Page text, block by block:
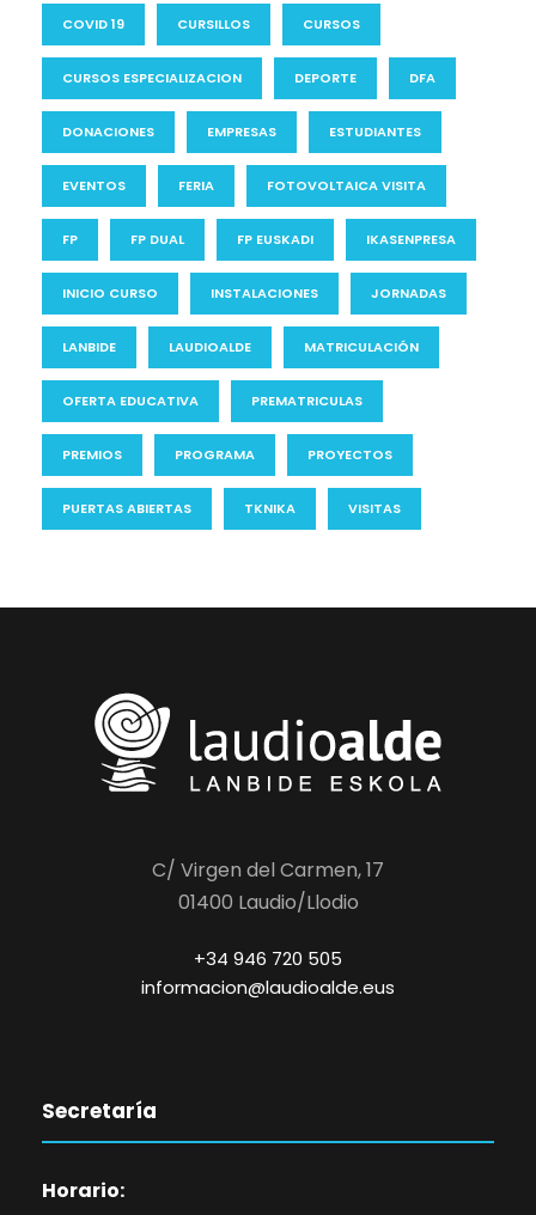
COVID 19 CURSILLOS CURSOS
CURSOS ESPECIALIZACION DEPORTE DFA
DONACIONES EMPRESAS ESTUDIANTES
EVENTOS FERIA FOTOVOLTAICA VISITA
FP FP DUAL FP EUSKADI IKASENPRESA
INICIO CURSO INSTALACIONES JORNADAS
LANBIDE LAUDIOALDE MATRICULACIÓN
OFERTA EDUCATIVA PREMATRICULAS
PREMIOS PROGRAMA PROYECTOS
PUERTAS ABIERTAS TKNIKA VISITAS
C/ Virgen del Carmen, 17
01400 Laudio/Llodio
+34 946 720 505
informacion@laudioalde.eus
Secretaría
Horario: